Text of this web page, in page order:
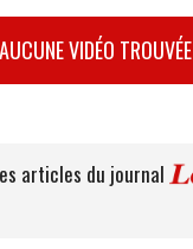
AUCUNE VIDÉO TROUVÉE
articles du journal